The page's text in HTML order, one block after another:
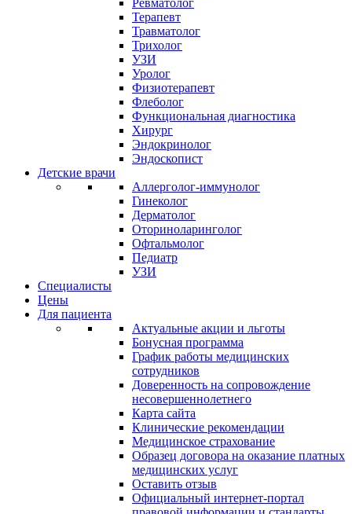
Ревматолог
Терапевт
Травматолог
Трихолог
УЗИ
Уролог
Физиотерапевт
Флеболог
Функциональная диагностика
Хирург
Эндокринолог
Эндоскопист
Детские врачи
Аллерголог-иммунолог
Гинеколог
Дерматолог
Оториноларинголог
Офтальмолог
Педиатр
УЗИ
Специалисты
Цены
Для пациента
Актуальные акции и льготы
Бонусная программа
График работы медицинских
сотрудников
Доверенность на сопровождение
несовершеннолетнего
Карта сайта
Клинические рекомендации
Медицинское страхование
Образец договора на оказание платных
медицинских услуг
Оставить отзыв
Официальный интернет-портал